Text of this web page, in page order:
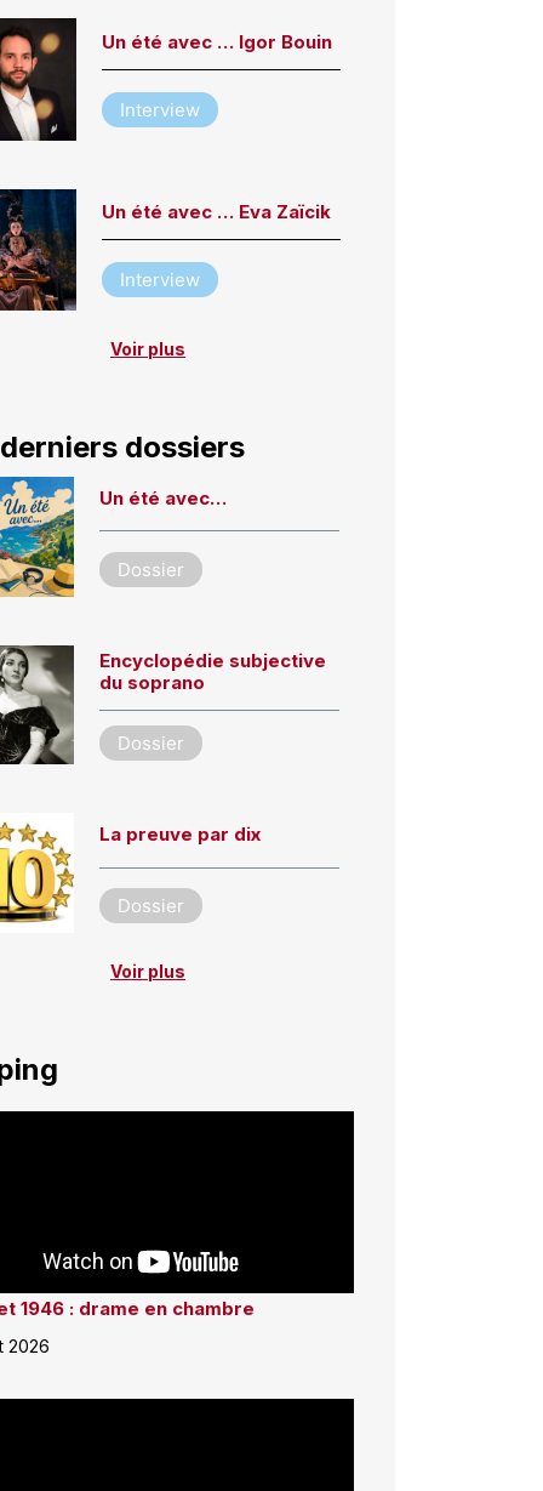
Un été avec … Igor Bouin
Interview
Un été avec … Eva Zaïcik
Interview
Voir plus
dossiers
Un été avec…
Dossier
Encyclopédie subjective
du soprano
Dossier
La preuve par dix
Dossier
Voir plus
1946 : drame en chambre
2026